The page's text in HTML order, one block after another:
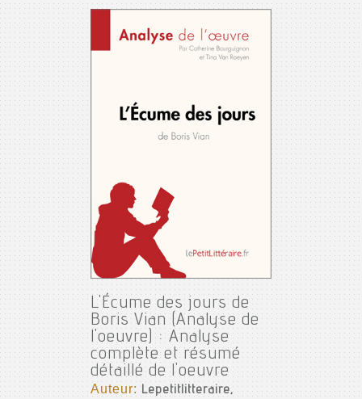
L'Écume des jours de
Boris Vian (Analyse de
l'oeuvre) : Analyse
complète et résumé
détaillé de l'oeuvre
Auteur:Lepetitlitteraire,